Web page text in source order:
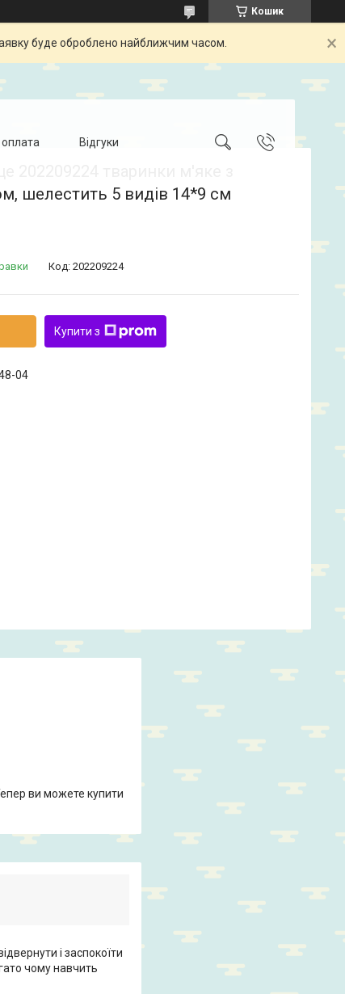
Кошик
буде оброблено найближчим часом.
Відгуки
шелестить 5 видів 14*9 см
Код: 202209224
Купити з
04
ви можете купити
і заспокоїти
чому навчить